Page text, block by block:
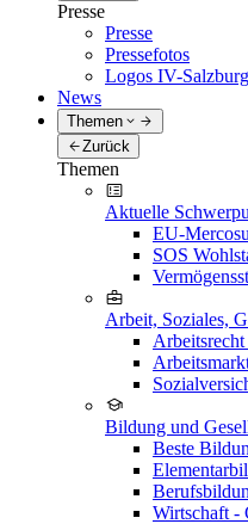
Presse
Presse
Pressefotos
Logos IV-Salzburg
News
Themen
Zurück
Themen
Aktuelle
EU-
SOS
Arbeit, Soziales,
Bildung und
Beste
Wirtschaft -